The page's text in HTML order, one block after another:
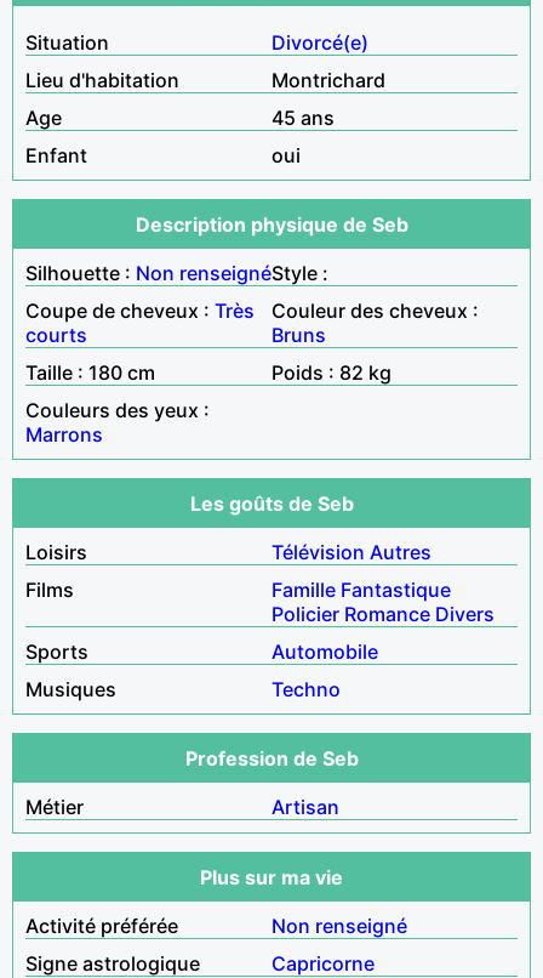
Situation
Divorcé(e)
Lieu d'habitation
Montrichard
Age
45 ans
Enfant
oui
Description physique de Seb
Silhouette : Non renseignéStyle :
Coupe de cheveux : Très
courts
Couleur des cheveux :
Bruns
Taille : 180 cm
Poids : 82 kg
Couleurs des yeux :
Marrons
Les goûts de Seb
Loisirs
Télévision Autres
Films
Famille Fantastique
Policier Romance Divers
Sports
Automobile
Musiques
Techno
Profession de Seb
Métier
Artisan
Plus sur ma vie
Activité préférée
Non renseigné
Signe astrologique
Capricorne